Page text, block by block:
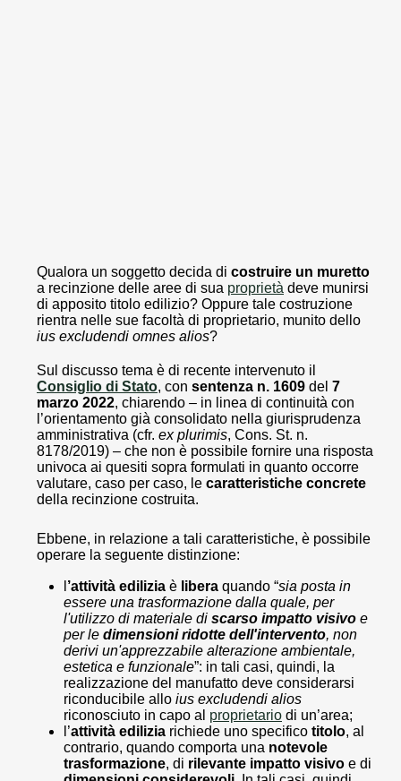
Qualora un soggetto decida di costruire un muretto
a recinzione delle aree di sua proprietà deve munirsi
di apposito titolo edilizio? Oppure tale costruzione
rientra nelle sue facoltà di proprietario, munito dello
ius excludendi omnes alios?
Sul discusso tema è di recente intervenuto il
Consiglio di Stato, con sentenza n. 1609 del 7
marzo 2022, chiarendo – in linea di continuità con
l’orientamento già consolidato nella giurisprudenza
amministrativa (cfr. ex plurimis, Cons. St. n.
8178/2019) – che non è possibile fornire una risposta
univoca ai quesiti sopra formulati in quanto occorre
valutare, caso per caso, le caratteristiche concrete
della recinzione costruita.
Ebbene, in relazione a tali caratteristiche, è possibile
operare la seguente distinzione:
’attività edilizia è libera quando “sia posta in
essere una trasformazione dalla quale, per
l'utilizzo di materiale di scarso impatto visivo e
per le dimensioni ridotte dell'intervento, non
derivi un'apprezzabile alterazione ambientale,
estetica e funzionale”: in tali casi, quindi, la
realizzazione del manufatto deve considerarsi
riconducibile allo ius excludendi alios
riconosciuto in capo al proprietario di un’area;
l’attività edilizia richiede uno specifico titolo, al
contrario, quando comporta una notevole
trasformazione, di rilevante impatto visivo e di